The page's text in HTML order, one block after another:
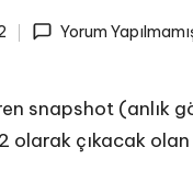
Yorum
snapshot (anlık
olarak çıkacak